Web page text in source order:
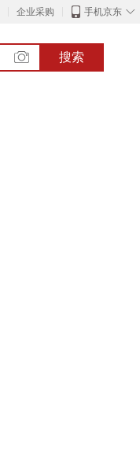
企业采购 ◇
手机京东
搜索